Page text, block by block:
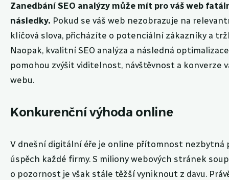
Zanedbání SEO analýzy může mít pro váš web
následky. Pokud se váš web nezobrazuje na
klíčová slova, přicházíte o potenciální zákazníky a
Naopak, kvalitní SEO analýza a následná
pomohou zvýšit viditelnost, návštěvnost a konverze
webu.
Konkurenční výhoda online
V dnešní digitální éře je online přítomnost nezbytná
úspěch každé firmy. S miliony webových stránek
o pozornost je však stále těžší vyniknout z davu.